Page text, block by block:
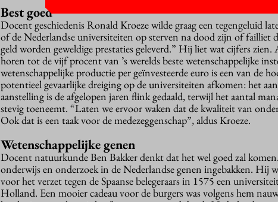
Best goed
Docent geschiedenis Ronald Kroeze wilde graag een tegengeluid
of de Nederlandse universiteiten op sterven na dood zijn of failliet
geld worden geweldige prestaties geleverd.” Hij liet wat cijfers
horen tot de vijf procent van ’s werelds beste wetenschappelijke
wetenschappelijke productie per geïnvesteerde euro is een van de
potentieel gevaarlijke dreiging op de universiteiten afkomen: het
aanstelling is de afgelopen jaren flink gedaald, terwijl het aantal
stevig toeneemt. “Laten we ervoor waken dat de kwaliteit van
Ook dat is een taak voor de medezeggenschap”, aldus Kroeze.
Wetenschappelijke genen
Docent natuurkunde Ben Bakker denkt dat het wel goed zal
onderwijs en onderzoek in de Nederlandse genen ingebakken. Hij
voor het verzet tegen de Spaanse belegeraars in 1575 een
Holland. Een mooier cadeau voor de burgers was volgens hem